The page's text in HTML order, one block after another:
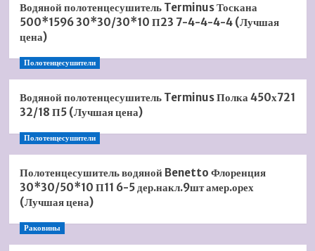
Водяной полотенцесушитель Terminus Тоскана
500*1596 30*30/30*10 П23 7-4-4-4-4 (Лучшая
цена)
Полотенцесушители
Водяной полотенцесушитель Terminus Полка 450х721
32/18 П5 (Лучшая цена)
Полотенцесушители
Полотенцесушитель водяной Benetto Флоренция
30*30/50*10 П11 6-5 дер.накл.9шт амер.орех
(Лучшая цена)
Раковины